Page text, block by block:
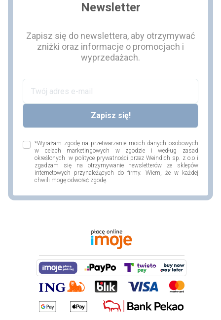
Newsletter
Zapisz się do newslettera, aby otrzymywać
zniżki oraz informacje o promocjach i
wyprzedażach.
*Wyrażam zgodę na przetwarzanie moich danych osobowych
w celach marketingowych w zgodzie i według zasad
określonych w polityce prywatności przez Weindich sp. z o.o i
zgadzam się na otrzymywanie newsletterów ze sklepów
internetowych przynależących do firmy. Wiem, że w każdej
chwili mogę odwołać zgodę.